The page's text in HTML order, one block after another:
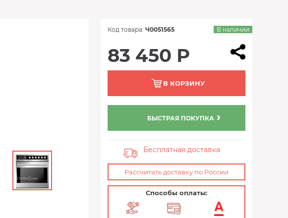
Код товара: Ч0051565 В наличии
83 450 Р
В КОРЗИНУ
БЫСТРАЯ ПОКУПКА
Бесплатная доставка
Рассчитать доставку по России
Способы оплаты: